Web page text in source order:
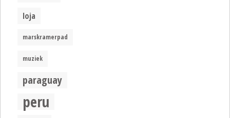
loja
marskramerpad
muziek
paraguay
peru